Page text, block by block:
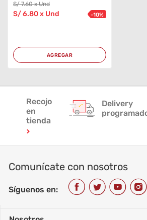
S/7.60 x Und
S/6.80x Und -10%
AGREGAR
Recojo
en
tienda
Delivery
Comunícate con nosotros
Síguenos en: